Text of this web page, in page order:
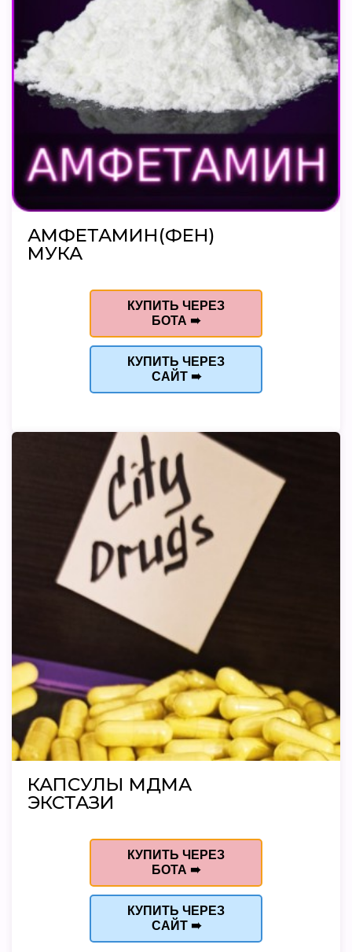
АМФЕТАМИН(ФЕН)
МУКА
КУПИТЬ ЧЕРЕЗ
БОТА ➠
КУПИТЬ ЧЕРЕЗ
САЙТ ➠
КАПСУЛЫ МДМА
ЭКСТАЗИ
КУПИТЬ ЧЕРЕЗ
БОТА ➠
КУПИТЬ ЧЕРЕЗ
САЙТ ➠